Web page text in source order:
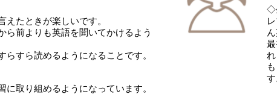
えたときが楽しいです。
ら前よりも英語を聞いてかけるよう
らすら読めるようになることです。
に取り組めるようになっています。
◇
れ
す